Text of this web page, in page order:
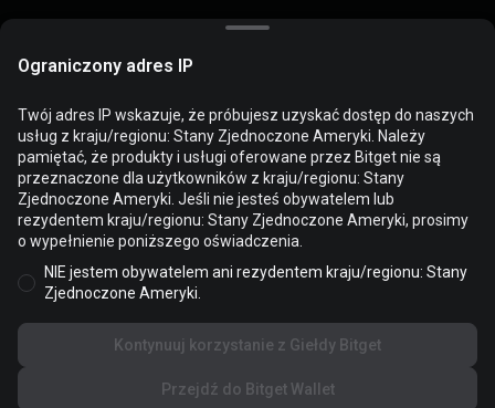
Pliki cookie służą do optymalizacji i personalizacji korzystania z
witryny. Możesz zarządzać swoimi preferencjami dotyczącymi
plików cookie i wyświetlićPolitykę plików Cookie
Akceptuj wszystkie pliki cookie
Odrzuć wszystko
Ustawienia plików cookie
Ograniczony adres IP
Twój adres IP wskazuje, że próbujesz uzyskać dostęp do naszych
usług z kraju/regionu: Stany Zjednoczone Ameryki. Należy
pamiętać, że produkty i usługi oferowane przez Bitget nie są
przeznaczone dla użytkowników z kraju/regionu: Stany
Zjednoczone Ameryki. Jeśli nie jesteś obywatelem lub
rezydentem kraju/regionu: Stany Zjednoczone Ameryki, prosimy
o wypełnienie poniższego oświadczenia.
NIE jestem obywatelem ani rezydentem kraju/regionu: Stany
Zjednoczone Ameryki.
Kontynuuj korzystanie z Giełdy Bitget
Przejdź do Bitget Wallet